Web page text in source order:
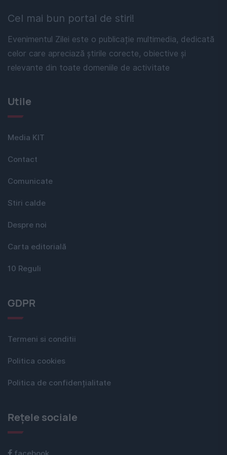
Cel mai bun portal de stiri!
Evenimentul Zilei este o publicație multimedia, dedicată
celor care apreciază știrile corecte, obiective și
relevante din toate domeniile de activitate
Utile
Media KIT
Contact
Comunicate
Stiri calde
Despre noi
Carta editorială
10 Reguli
GDPR
Termeni si conditii
Politica cookies
Politica de confidențialitate
Rețele sociale